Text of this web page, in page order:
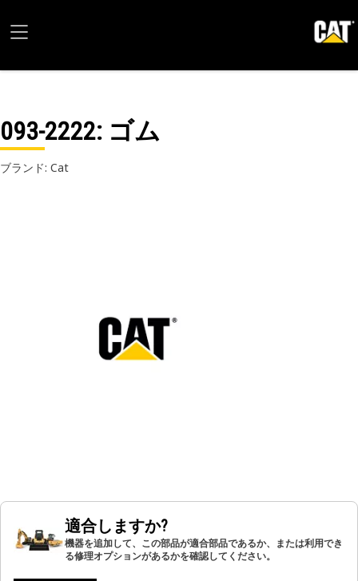
093-2222: ゴム
ブランド: Cat
適合しますか?
機器を追加して、この部品が適合部品であるか、または利用でき
る修理オプションがあるかを確認してください。